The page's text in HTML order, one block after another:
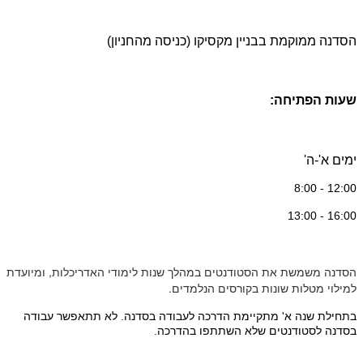
הסדנה ממוקמת בבניין מקסיקו (כניסה מהחניון)
שעות הפתיחה:
ימים א'-ה'
12:00 - 8:00
16:00 - 13:00
הסדנה משמשת את הסטודנטים במהלך שנות לימודי האדריכלות, ומיועדת
למילוי מטלות שונות בקורסים הנלמדים.
בתחילת שנה א' מתקיימת הדרכה לעבודה בסדנה. לא תתאפשר עבודה
בסדנה לסטודנטים שלא השתתפו בהדרכה.